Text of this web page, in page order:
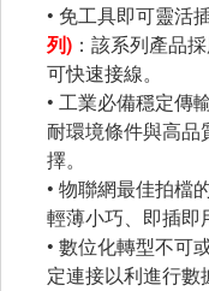
• 免工具即可靈活
列) ：該系列產品
可快速接線。
• 工業必備穩定傳
耐環境條件與高品
擇。
• 物聯網最佳拍檔
輕薄小巧、即插即
• 數位化轉型不可
定連接以利進行數